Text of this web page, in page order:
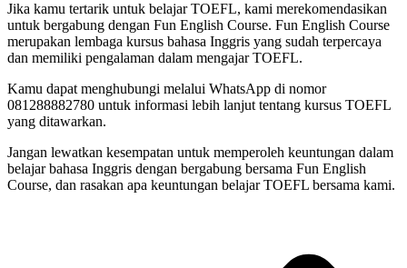
Jika kamu tertarik untuk belajar TOEFL, kami merekomendasikan
untuk bergabung dengan Fun English Course. Fun English Course
merupakan lembaga kursus bahasa Inggris yang sudah terpercaya
dan memiliki pengalaman dalam mengajar TOEFL.
Kamu dapat menghubungi melalui WhatsApp di nomor
081288882780 untuk informasi lebih lanjut tentang kursus TOEFL
yang ditawarkan.
Jangan lewatkan kesempatan untuk memperoleh keuntungan dalam
belajar bahasa Inggris dengan bergabung bersama Fun English
Course, dan rasakan apa keuntungan belajar TOEFL bersama kami.